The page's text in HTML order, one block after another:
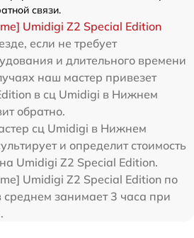
связи.
Umidigi Z2 Special Edition
если не требует
и длительного времени
наш мастер привезет
в сц Umidigi в Нижнем
обратно.
сц Umidigi в Нижнем
и определит стоимость
Umidigi Z2 Special Edition.
Umidigi Z2 Special Edition по
среднем занимает 3 часа при